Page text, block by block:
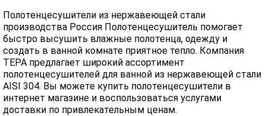
Полотенцесушители из нержавеющей стали
производства Россия Полотенцесушитель помогает
быстро высушить влажные полотенца, одежду и
создать в ванной комнате приятное тепло. Компания
ТЕРА предлагает широкий ассортимент
полотенцесушителей для ванной из нержавеющей стали
AISI 304. Вы можете купить полотенцесушители в
интернет магазине и воспользоваться услугами
доставки по привлекательным ценам.